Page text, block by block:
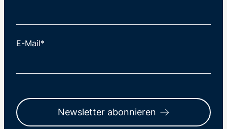
E-Mail*
Newsletter abonnieren